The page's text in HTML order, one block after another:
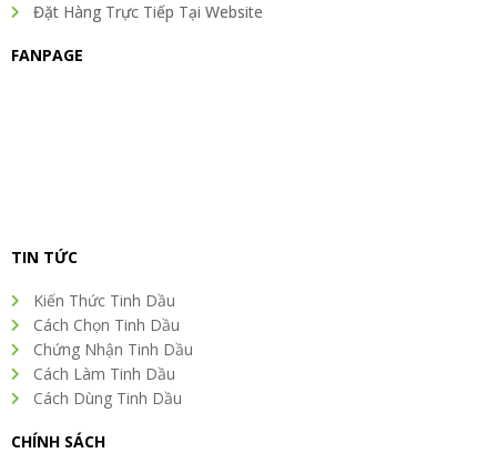
Đặt Hàng Trực Tiếp Tại Website
FANPAGE
TIN TỨC
Kiến Thức Tinh Dầu
Cách Chọn Tinh Dầu
Chứng Nhận Tinh Dầu
Cách Làm Tinh Dầu
Cách Dùng Tinh Dầu
CHÍNH SÁCH